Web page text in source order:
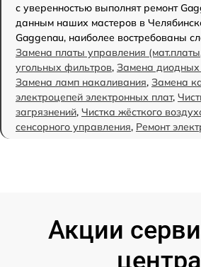
с уверенностью выполнят ремонт
данным наших мастеров в
Gaggenau, наиболее востребованы
Замена платы управления
угольных фильтров, Замена диодных
Замена ламп накаливания, Замена
электроцепей электронных плат,
загрязнений, Чистка жёсткого
сенсорного управления, Ремонт
Акции
центра